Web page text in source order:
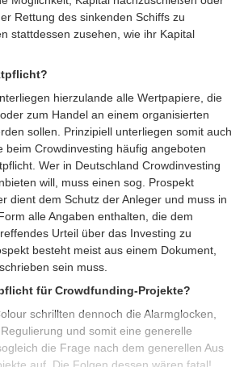
Rettung des sinkenden Schiffs zu
stattdessen zusehen, wie ihr Kapital
hierzulande alle Wertpapiere, die
zum Handel an einem organisierten
sollen. Prinzipiell unterliegen somit auch
beim Crowdinvesting häufig angeboten
Wer in Deutschland Crowdinvesting
will, muss einen sog. Prospekt
dient dem Schutz der Anleger und muss in
alle Angaben enthalten, die dem
Urteil über das Investing zu
besteht meist aus einem Dokument,
sein muss.
für Crowdfunding-Projekte?
schrillten dennoch die Alarmglocken,
und somit eine generelle
die Frage nach dem generellen Aus